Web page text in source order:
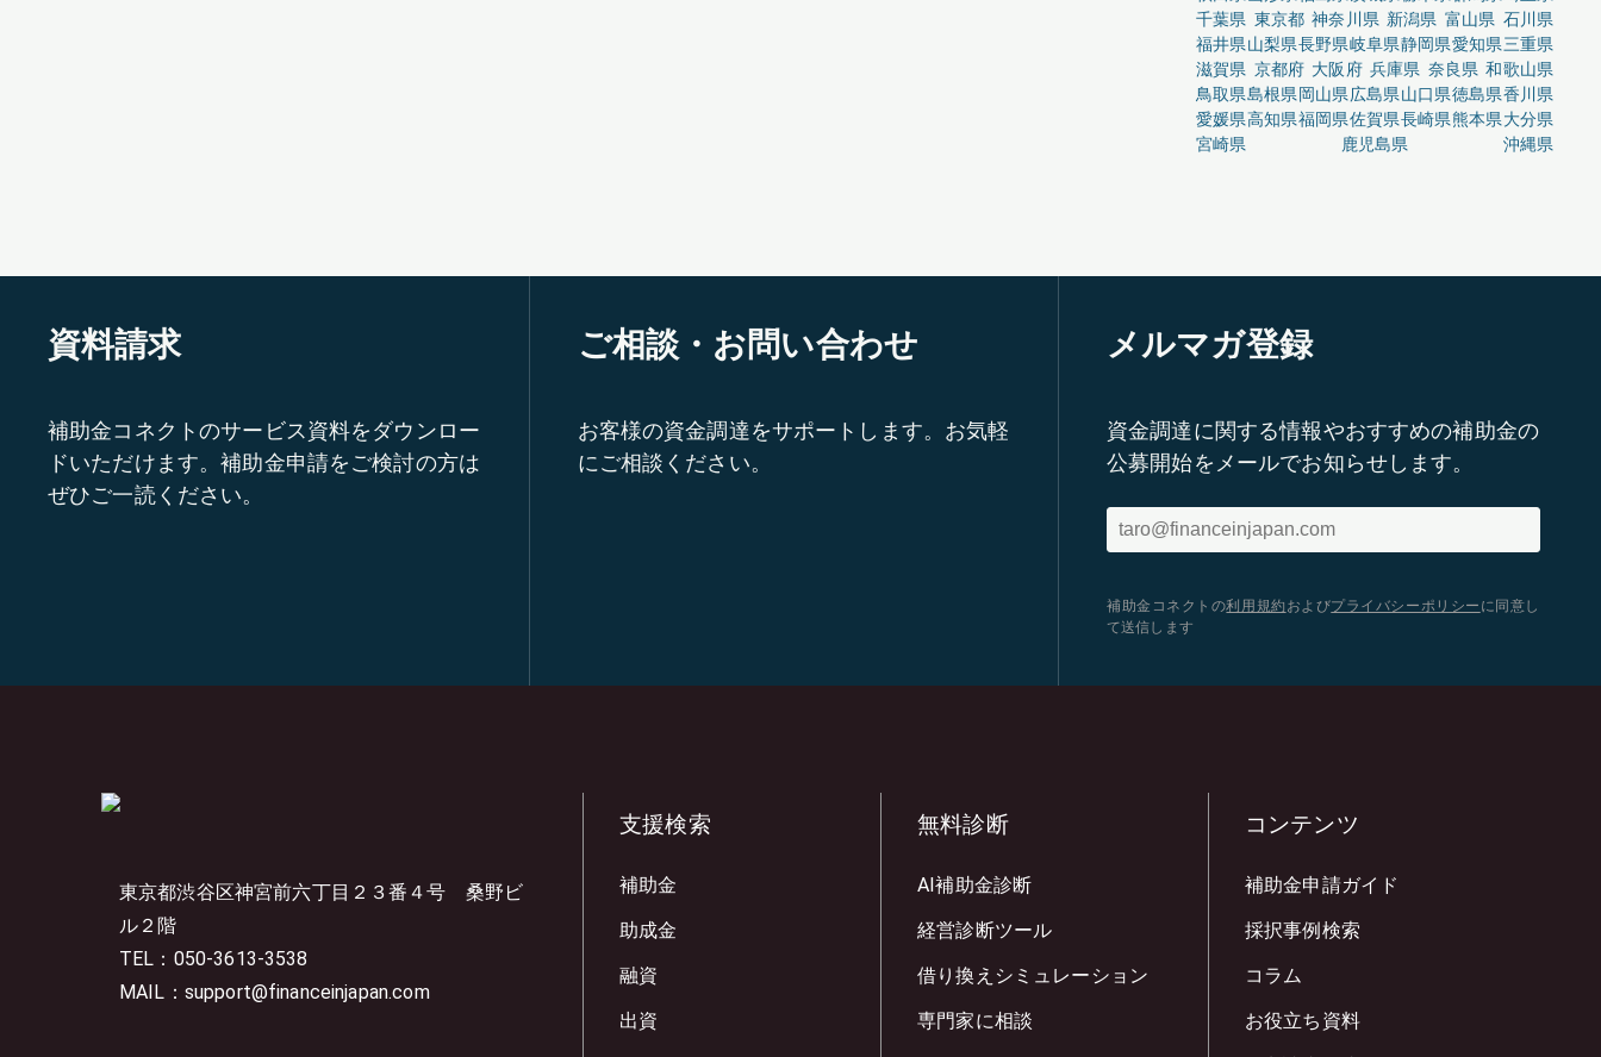
千葉県 東京都 神奈川県 新潟県 富山県 石川県
福井県山梨県長野県岐阜県静岡県愛知県三重県
滋賀県 京都府 大阪府 兵庫県 奈良県 和歌山県
鳥取県島根県岡山県広島県山口県徳島県香川県
愛媛県高知県福岡県佐賀県長崎県熊本県大分県
宮崎県
鹿児島県 沖縄県
資料請求
補助金コネクトのサービス資料をダウンロー
ドいただけます。補助金申請をご検討の方は
ぜひご一読ください。
ご相談・お問い合わせ
お客様の資金調達をサポートします。お気軽
にご相談ください。
メルマガ登録
資金調達に関する情報やおすすめの補助金の
公募開始をメールでお知らせします。
補助金コネクトの利用規約 およびプライバシーポリシー に同意し
て送信します
東京都渋谷区神宮前六丁目２３番４号 桑野ビ
ル２階
TEL：050-3613-3538
MAIL：support@financeinjapan.com
支援検索
補助金
助成金
融資
出資
無料診断
AI補助金診断
経営診断ツール
借り換えシミュレーション
専門家に相談
コンテンツ
補助金申請ガイド
採択事例検索
コラム
お役立ち資料